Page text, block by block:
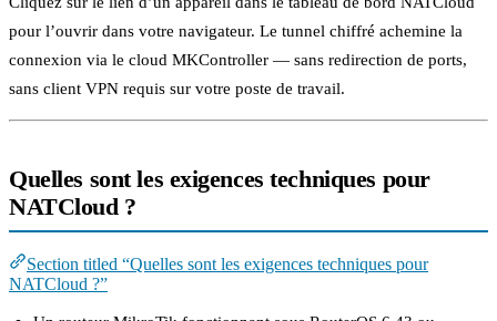
pour l’ouvrir dans votre navigateur. Le tunnel chiffré achemine la
connexion via le cloud MKController — sans redirection de ports,
sans client VPN requis sur votre poste de travail.
Quelles sont les exigences techniques pour
NATCloud ?
Section titled “Quelles sont les exigences techniques pour
NATCloud ?”